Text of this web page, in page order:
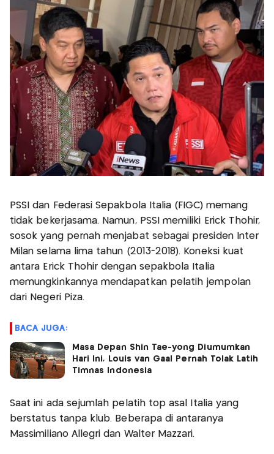
PSSI dan Federasi Sepakbola Italia (FIGC) memang
tidak bekerjasama. Namun, PSSI memiliki Erick Thohir,
sosok yang pernah menjabat sebagai presiden Inter
Milan selama lima tahun (2013-2018). Koneksi kuat
antara Erick Thohir dengan sepakbola Italia
memungkinkannya mendapatkan pelatih jempolan
dari Negeri Piza.
BACA JUGA:
Masa Depan Shin Tae-yong Diumumkan
Hari Ini, Louis van Gaal Pernah Tolak Latih
Timnas Indonesia
Saat ini ada sejumlah pelatih top asal Italia yang
berstatus tanpa klub. Beberapa di antaranya
Massimiliano Allegri dan Walter Mazzari.